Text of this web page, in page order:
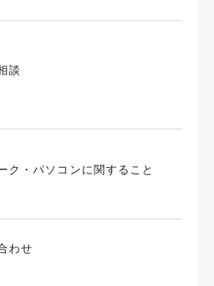
談
ク・パソコンに関すること
わせ